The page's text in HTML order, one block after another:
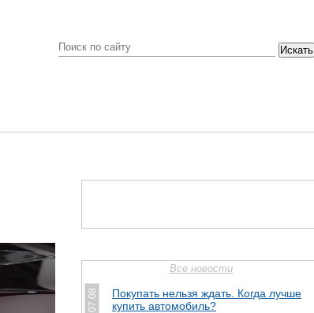
Искать
Все новости
07.08
Покупать нельзя ждать. Когда лучше
купить автомобиль?